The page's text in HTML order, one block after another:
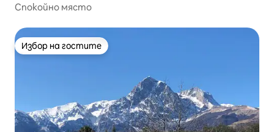
Спокойно място
Избор на гостите
Избор на гостите